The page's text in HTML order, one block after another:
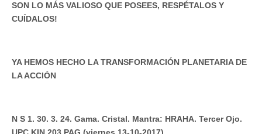
SON LO MÁS VALIOSO QUE POSEES, RESPÉTALOS Y
CUÍDALOS!
YA HEMOS HECHO LA TRANSFORMACIÓN PLANETARIA DE
LA ACCIÓN
N S 1. 30. 3. 24. Gama. Cristal. Mantra: HRAHA. Tercer Ojo.